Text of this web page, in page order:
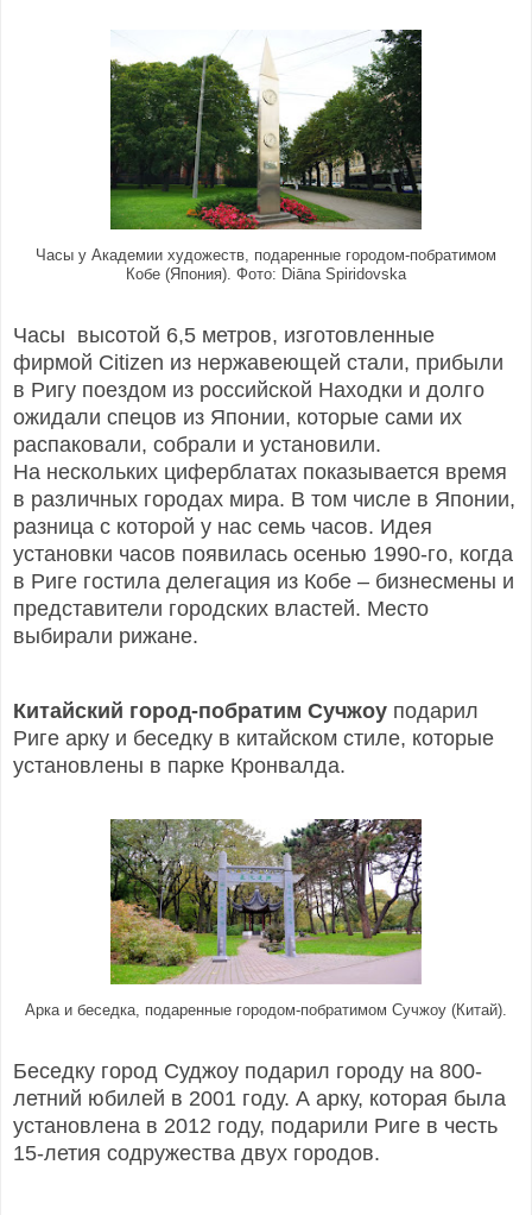
Часы у Академии художеств, подаренные городом-побратимом
Кобе (Япония). Фото: Diāna Spiridovska
Часы высотой 6,5 метров, изготовленные
фирмой Citizen из нержавеющей стали, прибыли
в Ригу поездом из российской Находки и долго
ожидали спецов из Японии, которые сами их
распаковали, собрали и установили.
На нескольких циферблатах показывается время
в различных городах мира. В том числе в Японии,
разница с которой у нас семь часов. Идея
установки часов появилась осенью 1990-го, когда
в Риге гостила делегация из Кобе – бизнесмены и
представители городских властей. Место
выбирали рижане.
Китайский город-побратим Сучжоу подарил
Риге арку и беседку в китайском стиле, которые
установлены в парке Кронвалда.
Арка и беседка, подаренные городом-побратимом Сучжоу (Китай).
Беседку город Суджоу подарил городу на 800-
летний юбилей в 2001 году. А арку, которая была
установлена в 2012 году, подарили Риге в честь
15-летия содружества двух городов.